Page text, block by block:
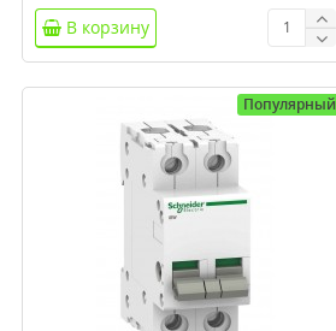
В корзину
Популярный